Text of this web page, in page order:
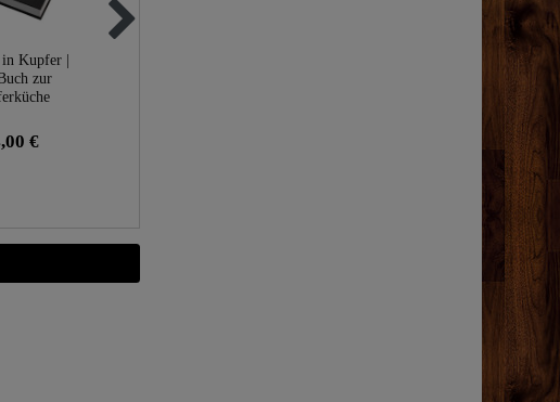
Kupfer |
zur
€
Kork Untersetzer
cm | Wok &
9,95 €